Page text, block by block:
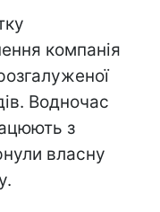
компанія
Водночас
з
власну